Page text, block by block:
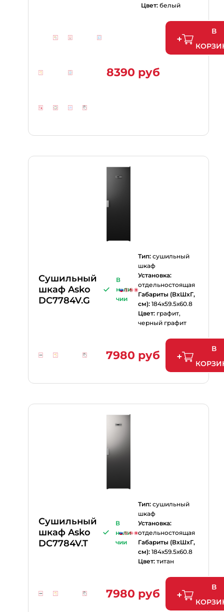
Цвет:белый
8390 руб
В
Сушильный
шкаф Asko
DC7784V.G
В
нали
чии
Тип:сушильный
шкаф
Установка:
отдельностоящая
Габариты (ВхШхГ,
см):184х59.5х60.8
Цвет: графит,
черный графит
7980 руб
В
Сушильный
шкаф Asko
DC7784V.T
В
нали
чии
Тип: сушильный
шкаф
Установка:
отдельностоящая
Габариты (ВхШхГ,
см): 184х59.5х60.8
Цвет: титан
7980 руб
В